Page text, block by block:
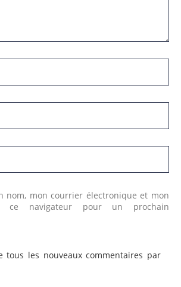
nom, mon courrier électronique et mon
ce navigateur pour un prochain
tous les nouveaux commentaires par